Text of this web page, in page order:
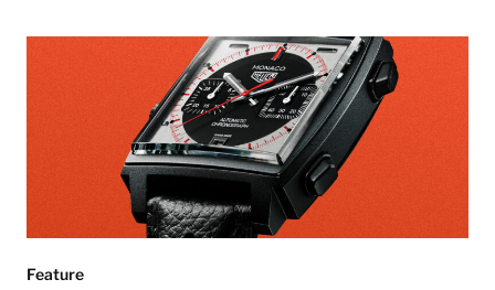
Feature